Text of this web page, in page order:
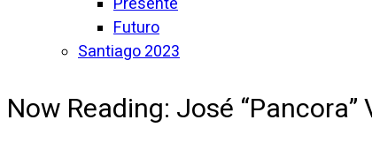
Futuro
Santiago 2023
Now Reading: José